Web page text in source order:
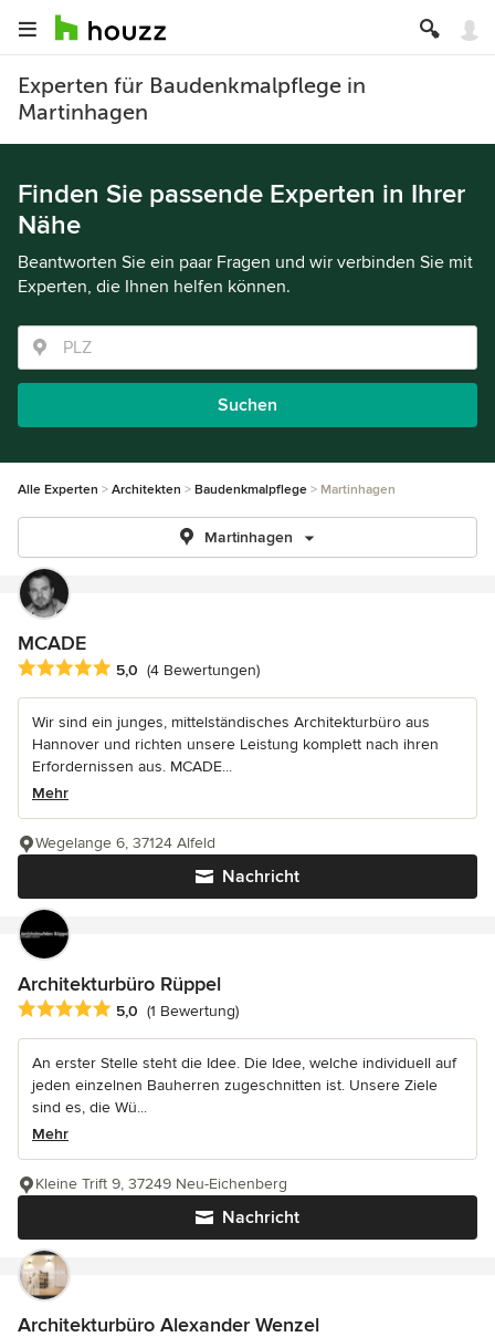
Experten für Baudenkmalpflege in
Martinhagen
Finden Sie passende Experten in Ihrer
Nähe
Beantworten Sie ein paar Fragen und wir verbinden Sie mit
Experten, die Ihnen helfen können.
Suchen
Alle Experten Architekten Baudenkmalpflege Martinhagen
Martinhagen
MCADE
Durchschnittliche Bewertung: 5 von 5 Sternen
5,0 (4 Bewertungen)
Wir sind ein junges, mittelständisches Architekturbüro aus
Hannover und richten unsere Leistung komplett nach ihren
Erfordernissen aus. MCADE...
Mehr
Nachricht
Wegelange 6, 37124 Alfeld
Architekturbüro Rüppel
Durchschnittliche Bewertung: 5 von 5 Sternen
5,0 (1 Bewertung)
An erster Stelle steht die Idee. Die Idee, welche individuell auf
jeden einzelnen Bauherren zugeschnitten ist. Unsere Ziele
sind es, die Wü...
Mehr
Nachricht
Kleine Trift 9, 37249 Neu-Eichenberg
Architekturbüro Alexander Wenzel